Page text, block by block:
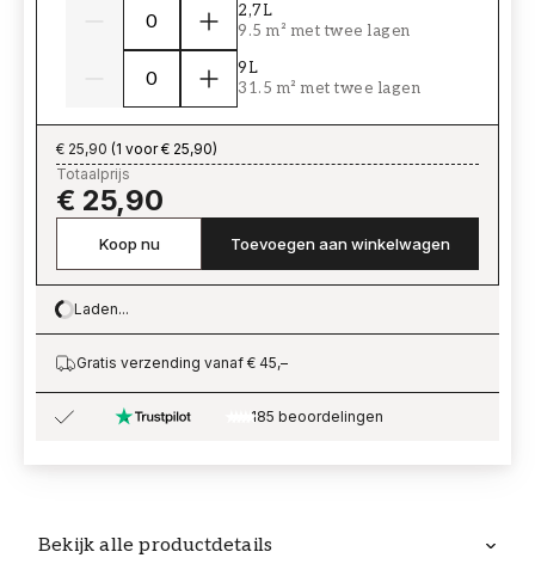
Bekijk alle productdetails
2,7L
9.5 m² met twee lagen
9L
31.5 m² met twee lagen
€ 25,90 (1 voor € 25,90)
Totaalprijs
€ 25,90
Koop nu Toevoegen aan winkelwagen
Loading…
Laden...
Gratis verzending vanaf € 45,–
185 beoordelingen